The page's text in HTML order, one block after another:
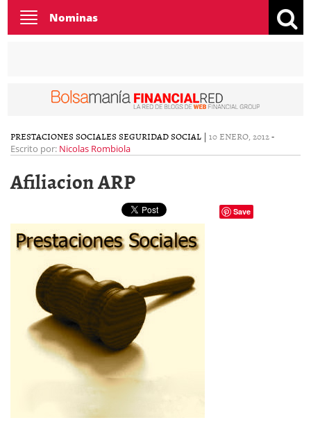
Toggle
navigation
Nominas
PRESTACIONES SOCIALES SEGURIDAD SOCIAL | 10 ENERO, 2012-
Escrito por: Nicolas Rombiola
Afiliacion ARP
Save